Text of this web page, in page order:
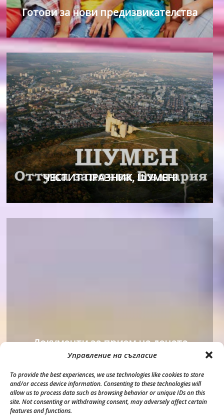
Управление на съгласие
To provide the best experiences, we use technologies like cookies to store
and/or access device information. Consenting to these technologies will
allow us to process data such as browsing behavior or unique IDs on this
site. Not consenting or withdrawing consent, may adversely affect certain
features and functions.
Готови за нови предизвикателства
ЧЕСТИТ ПРАЗНИК, ШУМЕН!
Документи за прием на децата